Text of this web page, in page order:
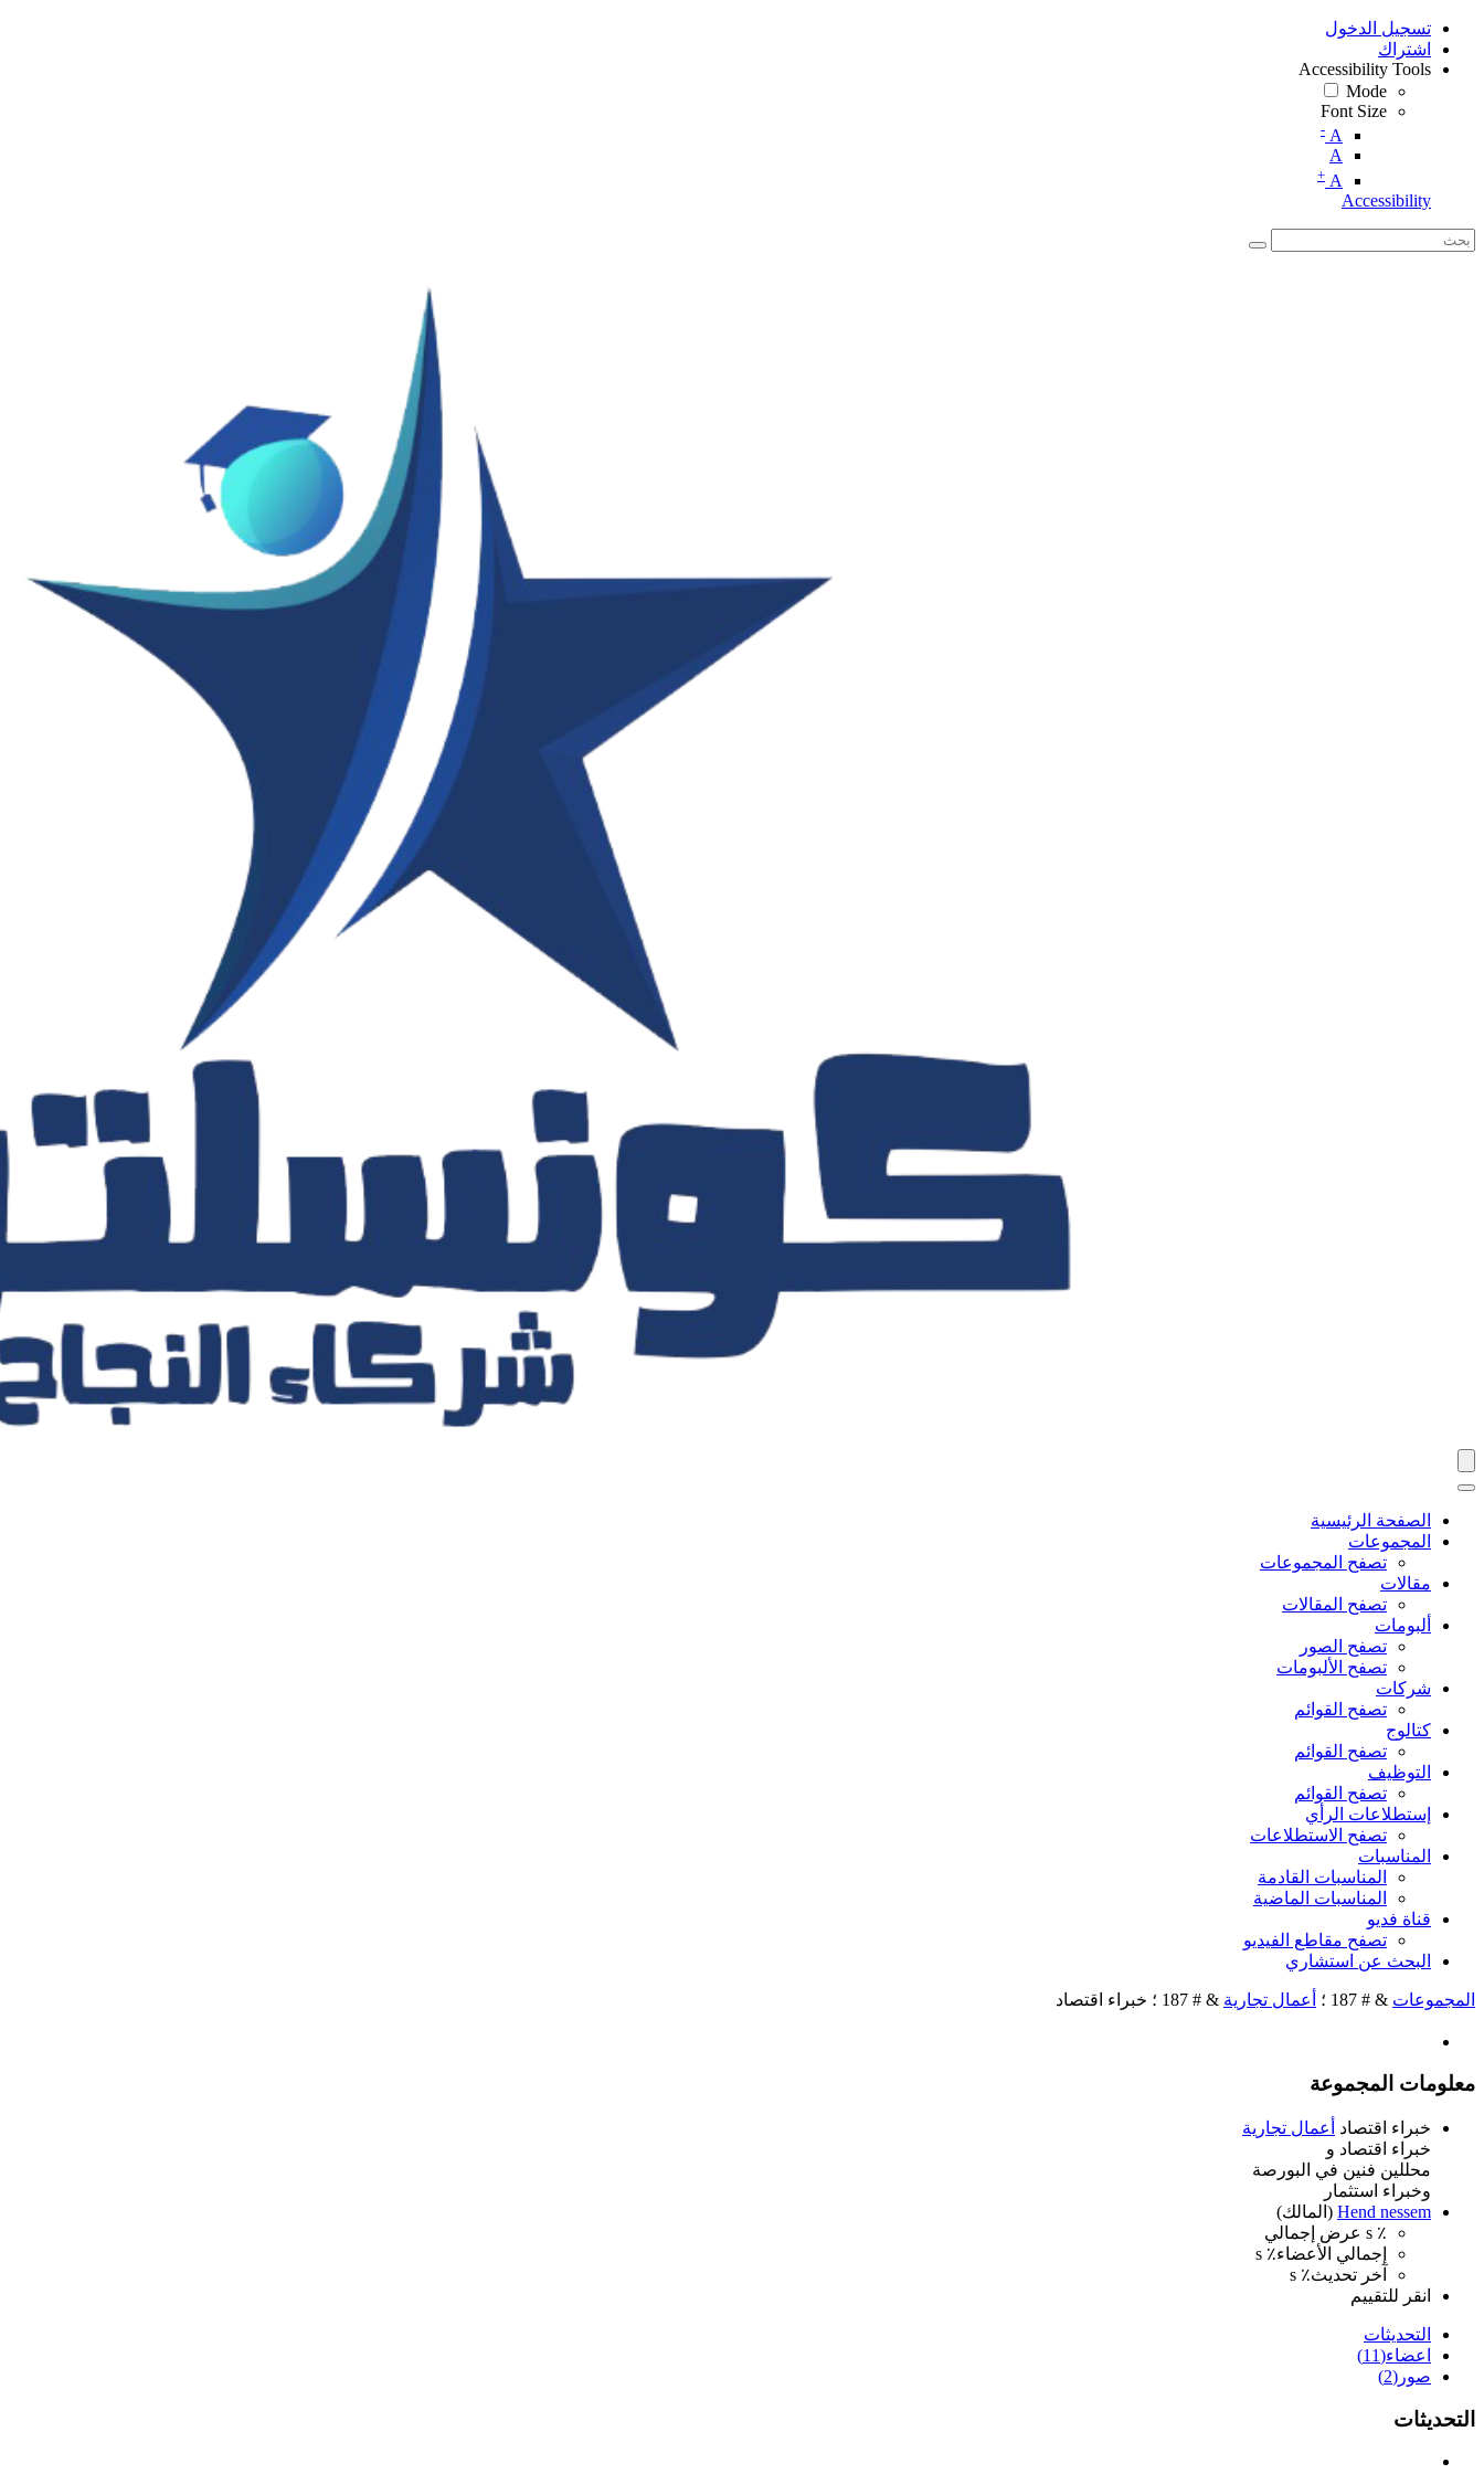
تسجيل الدخول
اشتراك
Accessibility Tools
Mode
Font Size
A
-
A
A
+
Accessibility
الصفحة الرئيسية
المجموعات
تصفح المجموعات
مقالات
تصفح المقالات
ألبومات
تصفح الصور
تصفح الألبومات
شركات
تصفح القوائم
كتالوج
تصفح القوائم
التوظيف
تصفح القوائم
إستطلاعات الرأي
تصفح الاستطلاعات
المناسبات
المناسبات القادمة
المناسبات الماضية
قناة فديو
تصفح مقاطع الفيديو
البحث عن استشاري
المجموعات & # 187 ؛ أعمال تجارية & # 187 ؛ خبراء اقتصاد
معلومات المجموعة
خبراء اقتصاد
أعمال تجارية
خبراء اقتصاد و
محللين فنين في البورصة
وخبراء استثمار
Hend nessem (المالك)
٪ s عرض إجمالي
إجمالي الأعضاء٪ s
آخر تحديث٪ s
انقر للتقييم
التحديثات
اعضاء(11)
صور (2)
التحديثات